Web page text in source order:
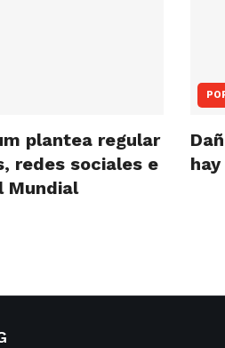
plantea regular
redes sociales e
Mundial